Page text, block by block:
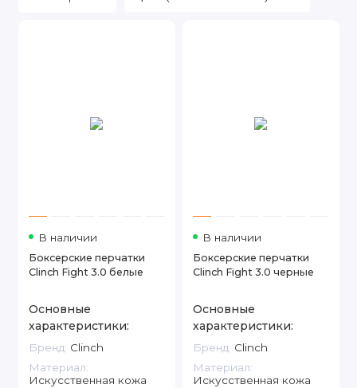
В наличии
Боксерские перчатки
Clinch Fight 3.0 белые
Основные
характеристики:
Бренд: Clinch
Материал:
Искусственная кожа
В наличии
Боксерские перчатки
Clinch Fight 3.0 черные
Основные
характеристики:
Бренд: Clinch
Материал:
Искусственная кожа